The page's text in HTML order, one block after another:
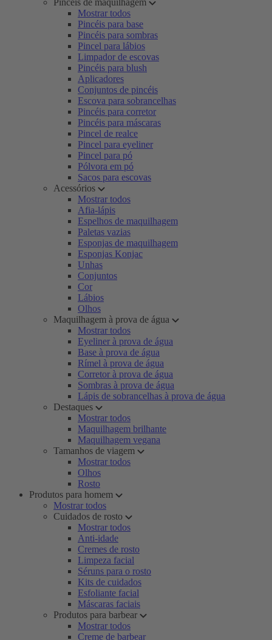
Pincéis de maquilhagem
Mostrar todos
Pincéis para base
Pincéis para sombras
Pincel para lábios
Limpador de escovas
Pincéis para blush
Aplicadores
Conjuntos de pincéis
Escova para sobrancelhas
Pincéis para corretor
Pincéis para máscaras
Pincel de realce
Pincel para eyeliner
Pincel para pó
Pólvora em pó
Sacos para escovas
Acessórios
Mostrar todos
Afia-lápis
Espelhos de maquilhagem
Paletas vazias
Esponjas de maquilhagem
Esponjas Konjac
Unhas
Conjuntos
Cor
Lábios
Olhos
Maquilhagem à prova de água
Mostrar todos
Eyeliner à prova de água
Base à prova de água
Rímel à prova de água
Corretor à prova de água
Sombras à prova de água
Lápis de sobrancelhas à prova de água
Destaques
Mostrar todos
Maquilhagem brilhante
Maquilhagem vegana
Tamanhos de viagem
Mostrar todos
Olhos
Rosto
Produtos para homem
Mostrar todos
Cuidados de rosto
Mostrar todos
Anti-idade
Cremes de rosto
Limpeza facial
Séruns para o rosto
Kits de cuidados
Esfoliante facial
Máscaras faciais
Produtos para barbear
Mostrar todos
Creme de barbear